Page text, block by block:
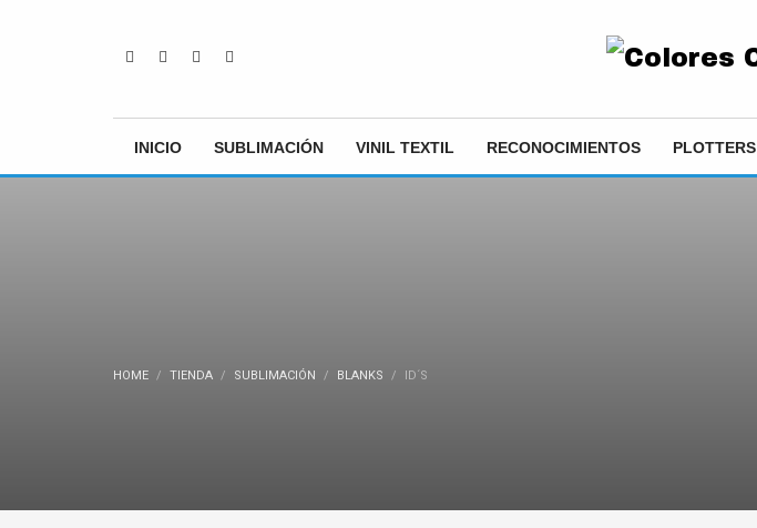
INICIO SUBLIMACIÓN VINIL TEXTIL RECONOCIMIENTOS PLOTTERS
HOME TIENDA SUBLIMACIÓN BLANKS ID´S